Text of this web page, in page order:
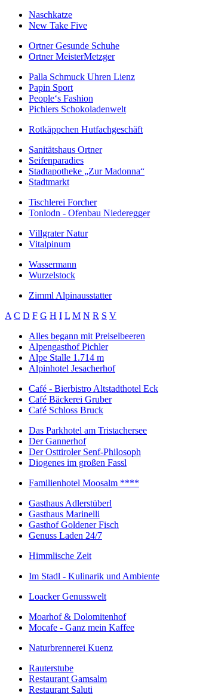
Naschkatze
New Take Five
Ortner Gesunde Schuhe
Ortner MeisterMetzger
Palla Schmuck Uhren Lienz
Papin Sport
People‘s Fashion
Pichlers Schokoladenwelt
Rotkäppchen Hutfachgeschäft
Sanitätshaus Ortner
Seifenparadies
Stadtapotheke „Zur Madonna“
Stadtmarkt
Tischlerei Forcher
Tonlodn - Ofenbau Niederegger
Villgrater Natur
Vitalpinum
Wassermann
Wurzelstock
Zimml Alpinausstatter
A C D F G H I L M N R S V
Alles begann mit Preiselbeeren
Alpengasthof Pichler
Alpe Stalle 1.714 m
Alpinhotel Jesacherhof
Café - Bierbistro Altstadthotel Eck
Café Bäckerei Gruber
Café Schloss Bruck
Das Parkhotel am Tristachersee
Der Gannerhof
Der Osttiroler Senf-Philosoph
Diogenes im großen Fassl
Familienhotel Moosalm ****
Gasthaus Adlerstüberl
Gasthaus Marinelli
Gasthof Goldener Fisch
Genuss Laden 24/7
Himmlische Zeit
Im Stadl - Kulinarik und Ambiente
Loacker Genusswelt
Moarhof & Dolomitenhof
Mocafe - Ganz mein Kaffee
Naturbrennerei Kuenz
Rauterstube
Restaurant Gamsalm
Restaurant Saluti